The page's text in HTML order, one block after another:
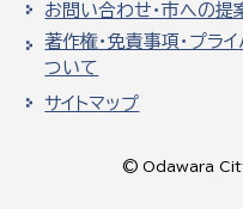
お問い合わせ・市への提
著作権・免責事項・プラ
ついて
サイトマップ
© Odawara